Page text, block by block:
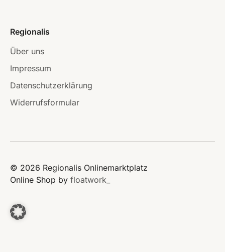
Regionalis
Über uns
Impressum
Datenschutzerklärung
Widerrufsformular
© 2026 Regionalis Onlinemarktplatz
Online Shop by floatwork_